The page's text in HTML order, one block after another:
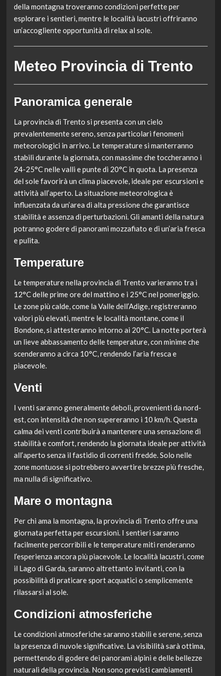
della montagna troveranno condizioni perfette per
esplorare i sentieri, mentre le località lacustri offriranno
un’accogliente opportunità di relax al sole.
Meteo Provincia di Trento
Panoramica generale
La provincia di Trento si presenta con un cielo
prevalentemente sereno, senza particolari fenomeni
meteorologici in arrivo. Le temperature si manterranno
stabili durante la giornata, con massime che toccheranno i
24-25°C nelle valli e punte di 20°C in quota. La presenza
del sole favorirà un clima piacevole, ideale per escursioni e
attività all’aperto. La situazione meteorologica è
influenzata da un’area di alta pressione che garantisce
stabilità e assenza di perturbazioni. Gli amanti della natura
potranno godere di panorami mozzafiato e di un’aria fresca
e pulita.
Temperature
Le temperature nella provincia di Trento varieranno tra i
12°C delle prime ore del mattino e i 25°C nel pomeriggio.
Le zone più calde, come la Valle dell’Adige, registreranno
valori più elevati, mentre le località montane, come il
Bondone, si attesteranno intorno ai 20°C. La notte porterà
un lieve abbassamento delle temperature, con minime che
scenderanno a circa 10°C, rendendo l’aria fresca e
piacevole.
Venti
I venti saranno generalmente deboli, provenienti da nord-
est, con intensità che non supereranno i 10 km/h. Questa
calma dei venti contribuirà a mantenere una sensazione di
stabilità e comfort, rendendo la giornata ideale per attività
all’aperto senza il fastidio di correnti fredde. Solo nelle
zone montuose si potrebbero avvertire brezze più fresche,
ma nulla di significativo.
Mare o montagna
Per chi ama la montagna, la provincia di Trento offre una
giornata perfetta per escursioni. I sentieri saranno
facilmente percorribili e le temperature miti renderanno
l’esperienza ancora più piacevole. Le località lacustri, come
il Lago di Garda, saranno altrettanto invitanti, con la
possibilità di praticare sport acquatici o semplicemente
rilassarsi al sole.
Condizioni atmosferiche
Le condizioni atmosferiche saranno stabili e serene, senza
la presenza di nuvole significative. La visibilità sarà ottima,
permettendo di godere dei panorami alpini e delle bellezze
naturali della provincia. Non sono previsti cambiamenti